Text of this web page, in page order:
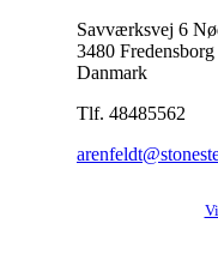
Savværksvej 6
3480 Fredensborg
Danmark
Tlf. 48485562